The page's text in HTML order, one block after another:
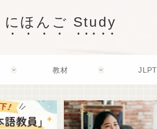
にほんご Study
教材 JLPT